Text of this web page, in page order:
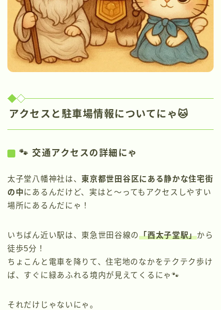
アクセスと駐車場情報についてにゃ🐱
🐾 交通アクセスの詳細にゃ
太子堂八幡神社は、 東京都世田谷区にある静かな住宅街
の中にあるんだけど、実はと〜ってもアクセスしやすい
場所にあるんだにゃ！
いちばん近い駅は、東急世田谷線の「西太子堂駅」から
徒歩5分！
ちょこんと電車を降りて、住宅地のなかをテクテク歩け
ば、すぐに緑あふれる境内が見えてくるにゃ🐾
それだけじゃないにゃ。